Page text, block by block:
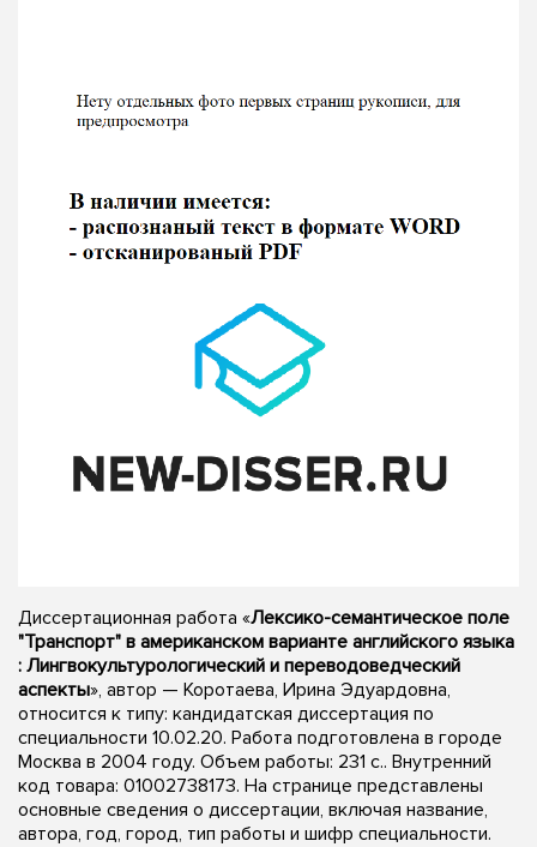
Диссертационная работа «Лексико-семантическое поле
"Транспорт" в американском варианте английского языка
: Лингвокультурологический и переводоведческий
аспекты», автор — Коротаева, Ирина Эдуардовна,
относится к типу: кандидатская диссертация по
специальности 10.02.20. Работа подготовлена в городе
Москва в 2004 году. Объем работы: 231 с.. Внутренний
код товара: 01002738173. На странице представлены
основные сведения о диссертации, включая название,
автора, год, город, тип работы и шифр специальности.